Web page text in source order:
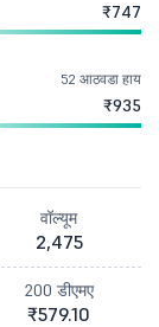
₹747
52 आठवडा हाय
₹935
वॉल्यूम
2,475
200 डीएमए
₹579.10